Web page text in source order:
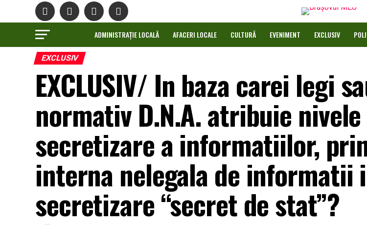
ADMINISTRAȚIE LOCALĂ AFACERI LOCALE CULTURĂ EVENIMENT EXCLUSIV
EXCLUSIV
EXCLUSIV/ In baza carei legi
normativ D.N.A. atribuie
secretizare a informatiilor,
interna nelegala de informatii
secretizare “secret de stat”?